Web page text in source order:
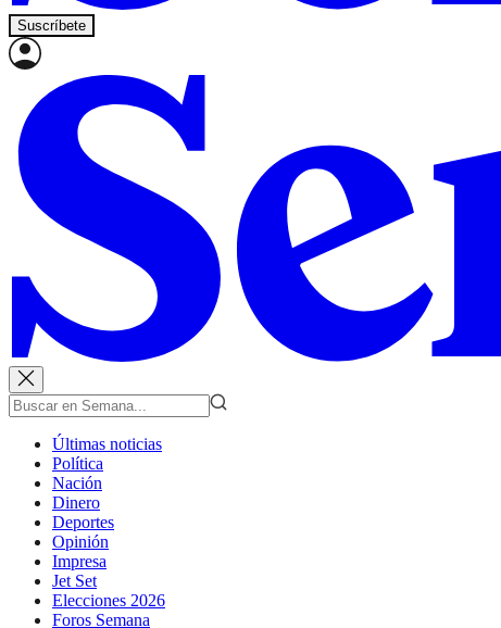
Suscríbete
Últimas noticias
Política
Nación
Dinero
Deportes
Opinión
Impresa
Jet Set
Elecciones 2026
Foros Semana